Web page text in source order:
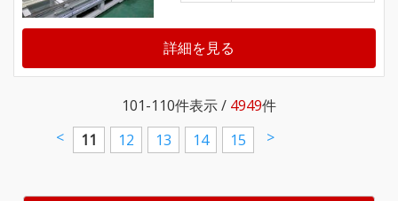
詳細を見る
101-110件表示 / 4949件
<
11 12 13 14 15 >